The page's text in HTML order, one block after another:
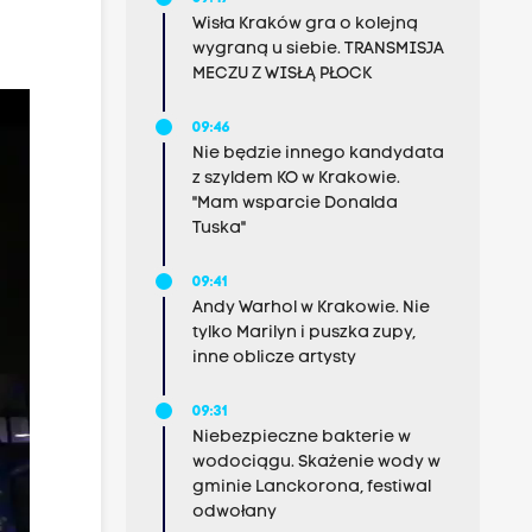
Wisła Kraków gra o kolejną
wygraną u siebie. TRANSMISJA
MECZU Z WISŁĄ PŁOCK
09:46
Nie będzie innego kandydata
z szyldem KO w Krakowie.
"Mam wsparcie Donalda
Tuska"
09:41
Andy Warhol w Krakowie. Nie
tylko Marilyn i puszka zupy,
inne oblicze artysty
09:31
Niebezpieczne bakterie w
wodociągu. Skażenie wody w
gminie Lanckorona, festiwal
odwołany